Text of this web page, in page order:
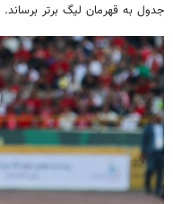
جدول به قهرمان لیگ برتر برساند.